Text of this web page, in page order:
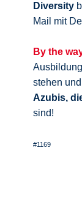
Diversity
Mail mit
By the
stehen
Azubis,
sind!
#1169